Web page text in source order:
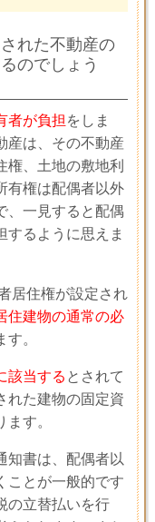
れた不動産の
のでしょう
者が負担 をしま
産は、その不動産
権、土地の敷地利
有権は配偶者以外
、一見すると配偶
するように思えま
居住権が設定され
住建物の通常の必
す。
該当する とされて
れた建物の固定資
す。
知書は、配偶者以
ことが一般的です
の立替払いを行